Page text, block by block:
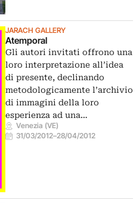
JARACH GALLERY
Atemporal
Gli autori invitati offrono una
loro interpretazione all’idea
di presente, declinando
metodologicamente l’archivio
di immagini della loro
esperienza ad una…
Venezia (VE)
31/03/2012–28/04/2012